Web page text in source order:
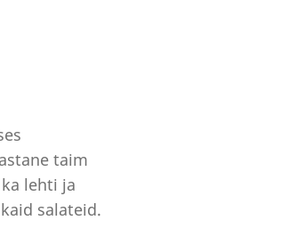
taim
lehti ja
salateid.